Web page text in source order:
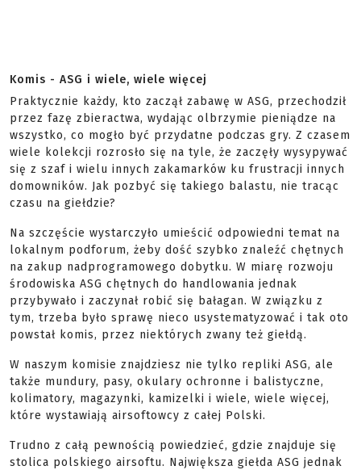
Komis - ASG i wiele, wiele więcej
Praktycznie każdy, kto zaczął zabawę w ASG, przechodził
przez fazę zbieractwa, wydając olbrzymie pieniądze na
wszystko, co mogło być przydatne podczas gry. Z czasem
wiele kolekcji rozrosło się na tyle, że zaczęły wysypywać
się z szaf i wielu innych zakamarków ku frustracji innych
domowników. Jak pozbyć się takiego balastu, nie tracąc
czasu na giełdzie?
Na szczęście wystarczyło umieścić odpowiedni temat na
lokalnym podforum, żeby dość szybko znaleźć chętnych
na zakup nadprogramowego dobytku. W miarę rozwoju
środowiska ASG chętnych do handlowania jednak
przybywało i zaczynał robić się bałagan. W związku z
tym, trzeba było sprawę nieco usystematyzować i tak oto
powstał komis, przez niektórych zwany też giełdą.
W naszym komisie znajdziesz nie tylko repliki ASG, ale
także mundury, pasy, okulary ochronne i balistyczne,
kolimatory, magazynki, kamizelki i wiele, wiele więcej,
które wystawiają airsoftowcy z całej Polski.
Trudno z całą pewnością powiedzieć, gdzie znajduje się
stolica polskiego airsoftu. Największa giełda ASG jednak